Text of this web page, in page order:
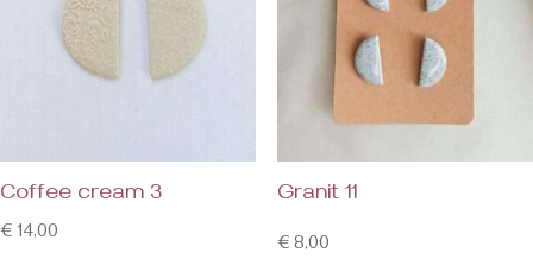
Coffee cream 3
€ 14,00
Granit 11
€8,00